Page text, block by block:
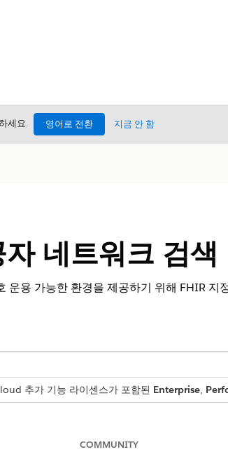
세요. 영어로 전환 지금 안 함
네트워크 검색
운용 가능한 환경을 제공하기 위해 FHIR 지
추가 기능 라이센스가 포함된 Enterprise,
COMMUNITY